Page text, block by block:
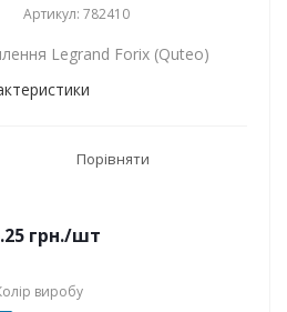
Артикул: 782410
Legrand Forix (Quteo)
Порівняти
грн./шт
виробу